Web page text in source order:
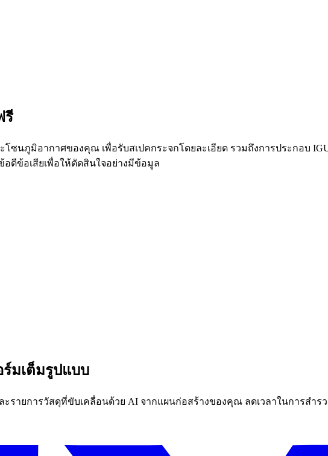
รี
ซนภูมิอากาศของคุณ เพื่อรับสเปคกระจกโดยละเอียด รวมถึงการประกอบ
ดีข้อเสียเพื่อให้ตัดสินใจอย่างมีข้อมูล
มเต็มรูปแบบ
รายการวัสดุที่ขับเคลื่อนด้วย AI จากแผนก่อสร้างของคุณ ลดเวลาในการสำร